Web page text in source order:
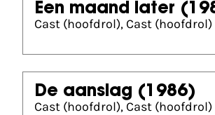
Een maand later
Cast (hoofdrol), Cast (hoofdrol)
De aanslag (1986)
Cast (hoofdrol), Cast (hoofdrol)